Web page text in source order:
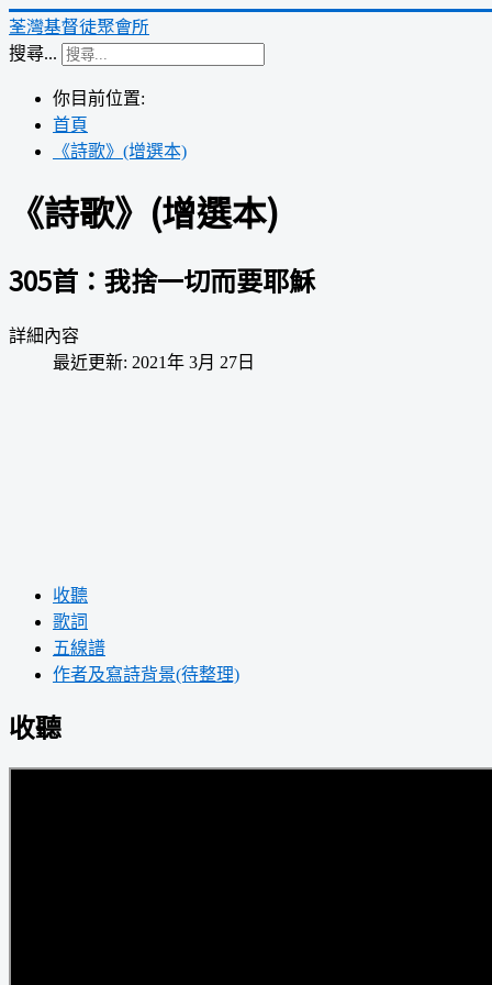
荃灣基督徒聚會所
搜尋...
你目前位置:
首頁
《詩歌》(增選本)
《詩歌》(增選本)
305首：我捨一切而要耶穌
詳細內容
最近更新: 2021年 3月 27日
收聽
歌詞
五線譜
作者及寫詩背景(待整理)
收聽